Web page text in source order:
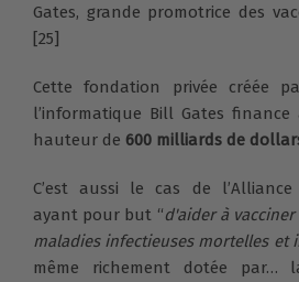
Gates, grande promotrice des
[25]
Cette fondation privée créée
l’informatique Bill Gates finance
hauteur de 600 milliards de
C’est aussi le cas de l’Alliance
ayant pour but “d'aider à
maladies infectieuses mortelles et
même richement dotée